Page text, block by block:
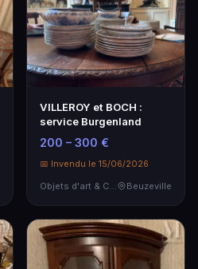
VILLEROY et BOCH :
service Burgenland
200 – 300 €
📅 Invendu le 15/06/2026
Beuzeville